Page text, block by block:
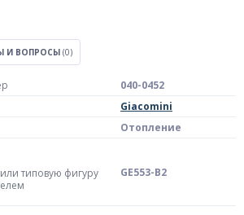
И ВОПРОСЫ (0)
040-0452
Giacomini
Отопление
типовую фигуру
GE553-B2